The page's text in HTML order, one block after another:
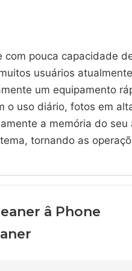
pouca capacidade
usuários
um equipamento
o uso diário, fotos em
a memória do seu
tornando as
â Phone